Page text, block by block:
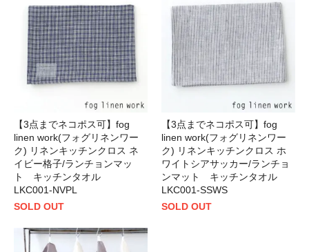
【3点までネコポス可】fog
linen work(フォグリネンワー
ク) リネンキッチンクロス ネ
イビー格子/ランチョンマッ
ト キッチンタオル
LKC001-NVPL
SOLD OUT
【3点までネコポス可】fog
linen work(フォグリネンワー
ク) リネンキッチンクロス ホ
ワイトシアサッカー/ランチョ
ンマット キッチンタオル
LKC001-SSWS
SOLD OUT